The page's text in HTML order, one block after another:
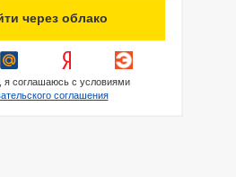
через облако
я соглашаюсь с условиями
соглашения